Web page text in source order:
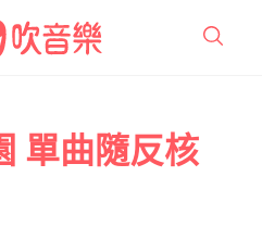
單曲隨反核